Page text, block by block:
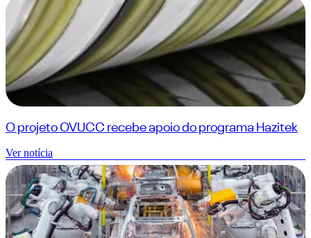
O projeto OVUCC recebe apoio do programa Hazitek
Ver notícia